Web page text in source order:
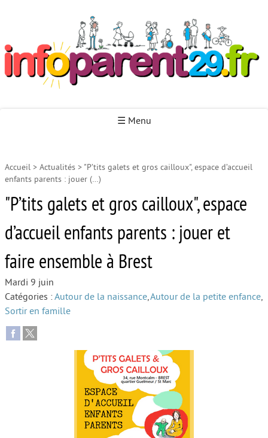
☰ Menu
Accueil
Autour de la petite enfance
Autour de l’enfance
Autour de la jeunesse
Face au deuil
Sortir en famille
Vie de couple
Aide aux parents
Accueil > Actualités > "P’tits galets et gros cailloux", espace d’accueil
enfants parents : jouer (…)
"P’tits galets et gros cailloux", espace
d’accueil enfants parents : jouer et
faire ensemble à Brest
Mardi 9 juin
Catégories :Autour de la naissance,Autour de la petite enfance,
Sortir en famille